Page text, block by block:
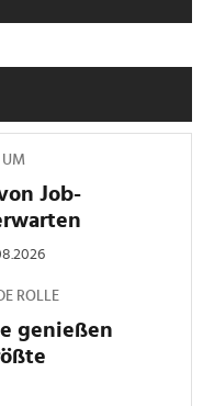
UM
Job-
ROLLE
genießen